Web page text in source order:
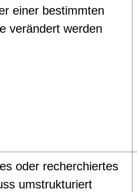
einer bestimmten
verändert werden
oder recherchiertes
umstrukturiert